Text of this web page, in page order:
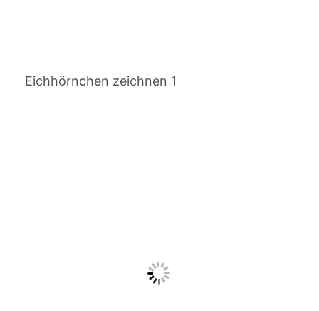
Eichhörnchen zeichnen 1